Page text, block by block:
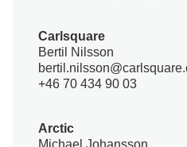
Carlsquare
Bertil Nilsson
+46 70 434 90 03
Arctic
Michael Johansson